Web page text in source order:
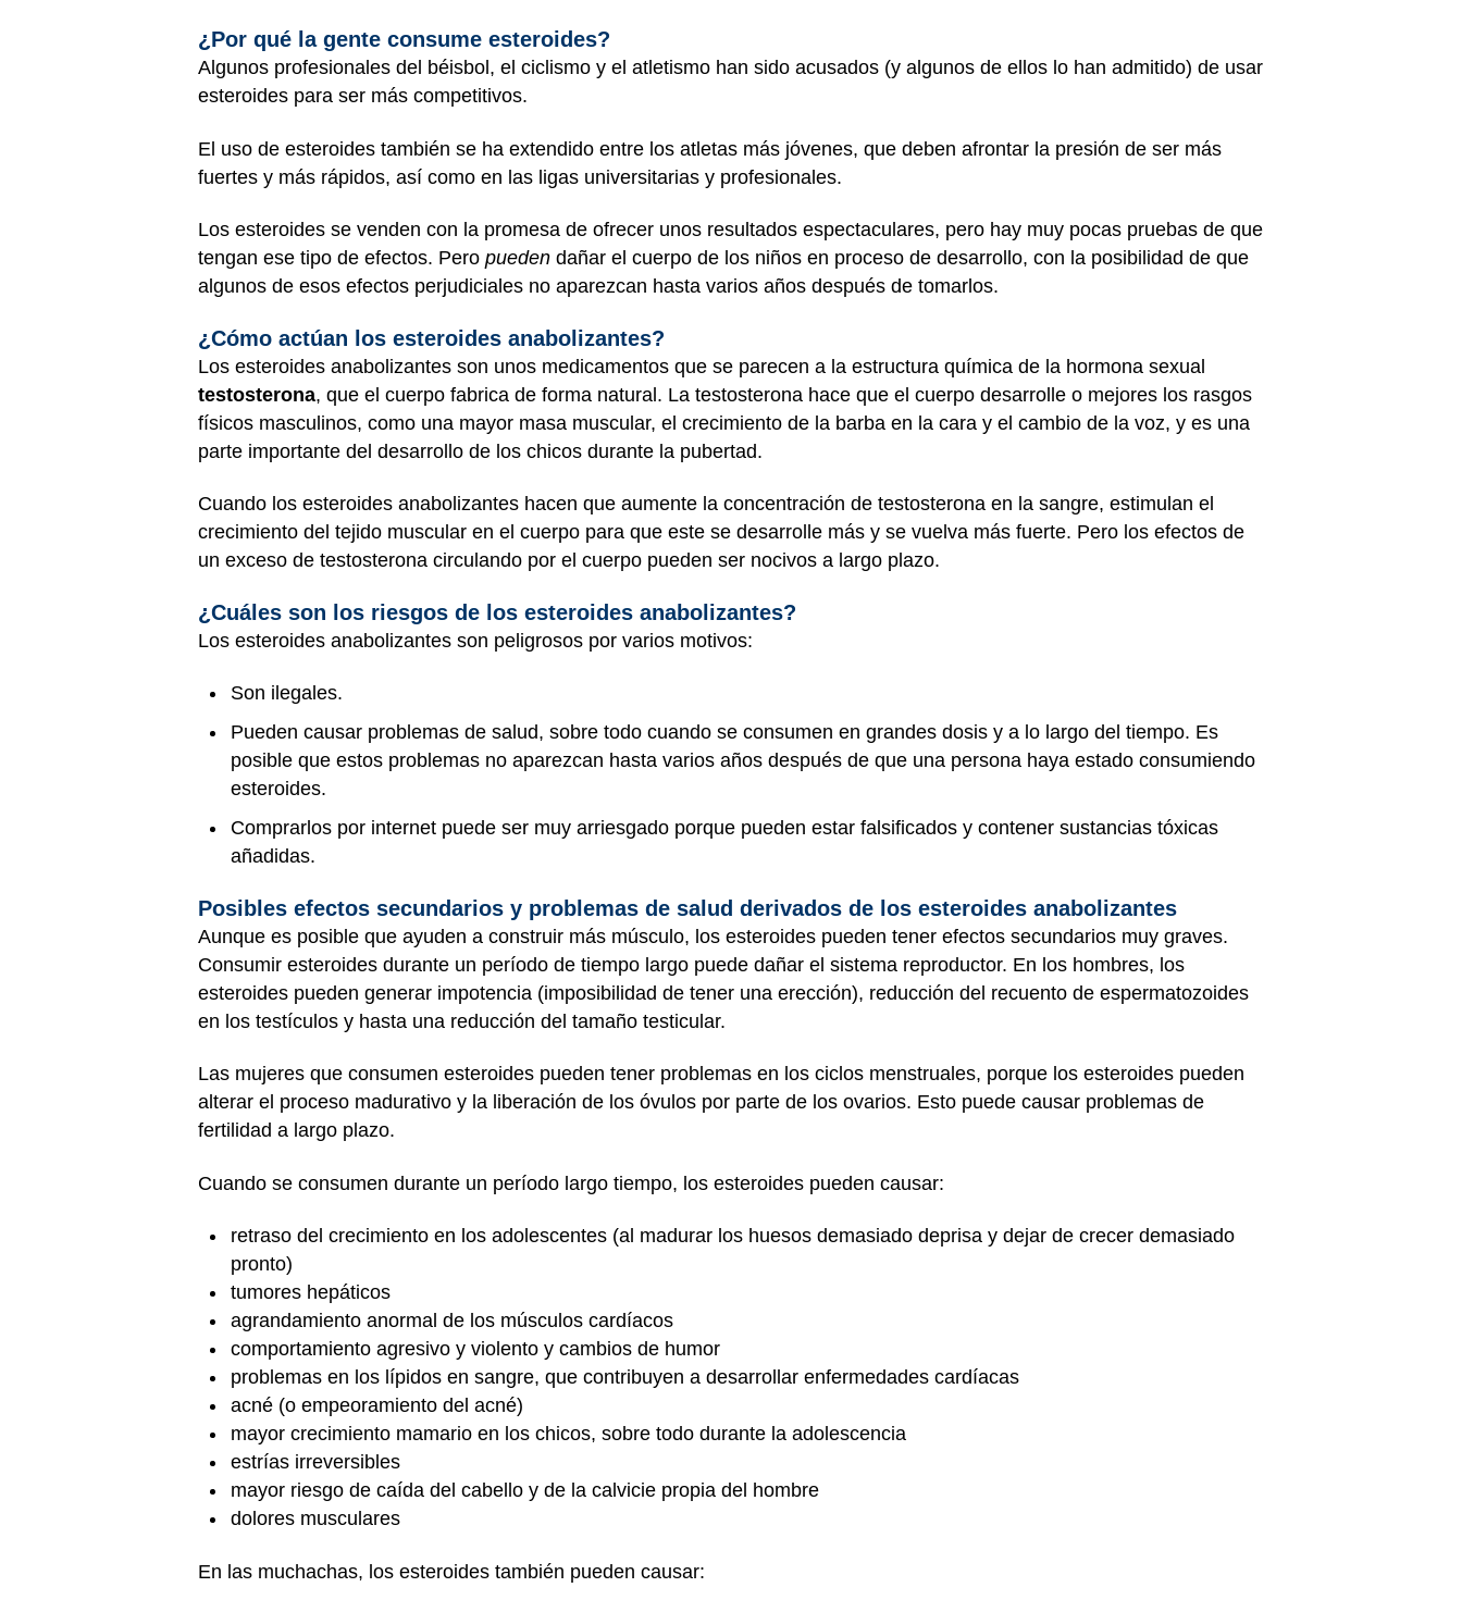
¿Por qué la gente consume esteroides?
Algunos profesionales del béisbol, el ciclismo y el atletismo han sido acusados (y algunos de ellos lo han admitido) de usar
esteroides para ser más competitivos.
El uso de esteroides también se ha extendido entre los atletas más jóvenes, que deben afrontar la presión de ser más
fuertes y más rápidos, así como en las ligas universitarias y profesionales.
Los esteroides se venden con la promesa de ofrecer unos resultados espectaculares, pero hay muy pocas pruebas de que
tengan ese tipo de efectos. Pero pueden dañar el cuerpo de los niños en proceso de desarrollo, con la posibilidad de que
algunos de esos efectos perjudiciales no aparezcan hasta varios años después de tomarlos.
¿Cómo actúan los esteroides anabolizantes?
Los esteroides anabolizantes son unos medicamentos que se parecen a la estructura química de la hormona sexual
testosterona, que el cuerpo fabrica de forma natural. La testosterona hace que el cuerpo desarrolle o mejores los rasgos
físicos masculinos, como una mayor masa muscular, el crecimiento de la barba en la cara y el cambio de la voz, y es una
parte importante del desarrollo de los chicos durante la pubertad.
Cuando los esteroides anabolizantes hacen que aumente la concentración de testosterona en la sangre, estimulan el
crecimiento del tejido muscular en el cuerpo para que este se desarrolle más y se vuelva más fuerte. Pero los efectos de
un exceso de testosterona circulando por el cuerpo pueden ser nocivos a largo plazo.
¿Cuáles son los riesgos de los esteroides anabolizantes?
Los esteroides anabolizantes son peligrosos por varios motivos:
Son ilegales.
Pueden causar problemas de salud, sobre todo cuando se consumen en grandes dosis y a lo largo del tiempo. Es
posible que estos problemas no aparezcan hasta varios años después de que una persona haya estado consumiendo
esteroides.
Comprarlos por internet puede ser muy arriesgado porque pueden estar falsificados y contener sustancias tóxicas
añadidas.
Posibles efectos secundarios y problemas de salud derivados de los esteroides anabolizantes
Aunque es posible que ayuden a construir más músculo, los esteroides pueden tener efectos secundarios muy graves.
Consumir esteroides durante un período de tiempo largo puede dañar el sistema reproductor. En los hombres, los
esteroides pueden generar impotencia (imposibilidad de tener una erección), reducción del recuento de espermatozoides
en los testículos y hasta una reducción del tamaño testicular.
Las mujeres que consumen esteroides pueden tener problemas en los ciclos menstruales, porque los esteroides pueden
alterar el proceso madurativo y la liberación de los óvulos por parte de los ovarios. Esto puede causar problemas de
fertilidad a largo plazo.
Cuando se consumen durante un período largo tiempo, los esteroides pueden causar:
retraso del crecimiento en los adolescentes (al madurar los huesos demasiado deprisa y dejar de crecer demasiado
pronto)
tumores hepáticos
agrandamiento anormal de los músculos cardíacos
comportamiento agresivo y violento y cambios de humor
problemas en los lípidos en sangre, que contribuyen a desarrollar enfermedades cardíacas
acné (o empeoramiento del acné)
mayor crecimiento mamario en los chicos, sobre todo durante la adolescencia
estrías irreversibles
mayor riesgo de caída del cabello y de la calvicie propia del hombre
dolores musculares
En las muchachas, los esteroides también pueden causar: